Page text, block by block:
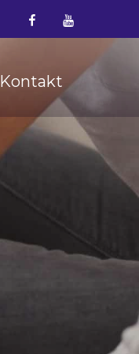
FacebookYouTube
Kontakt